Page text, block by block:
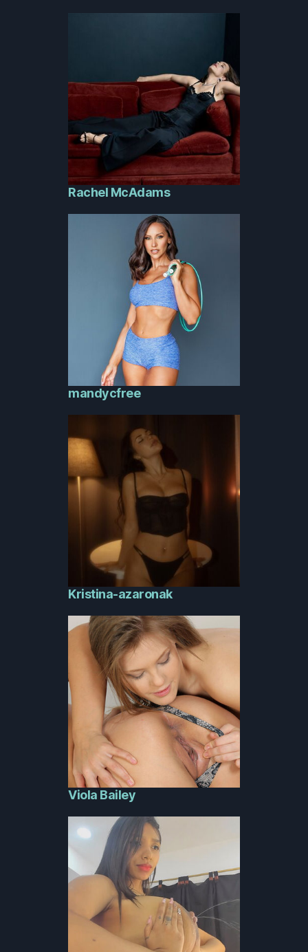
Rachel McAdams
mandycfree
Kristina-azaronak
Viola Bailey